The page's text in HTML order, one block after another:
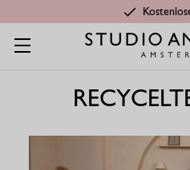
Home Travelstoff aus